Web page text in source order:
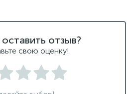
отзыв?
свою оценку!